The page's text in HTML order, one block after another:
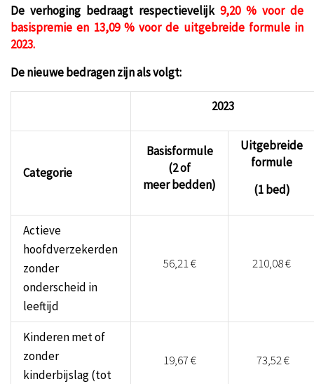
De verhoging bedraagt respectievelijk 9,20 % voor de
basispremie en 13,09 % voor de uitgebreide formule in
2023.
De nieuwe bedragen zijn als volgt:
2023
Categorie
Basisformule
(2 of
meer bedden)
Uitgebreide
formule
(1 bed)
Actieve
hoofdverzekerden
zonder
onderscheid in
leeftijd
56,21 € 210,08 €
Kinderen met of
zonder
kinderbijslag (tot
19,67 € 73,52 €